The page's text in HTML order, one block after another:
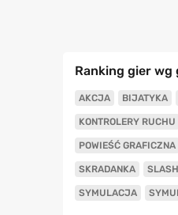
Ranking gier wg
AKCJA BIJATYKA
KONTROLERY RUCHU
POWIEŚĆ GRAFICZNA
SKRADANKA
SYMULACJA